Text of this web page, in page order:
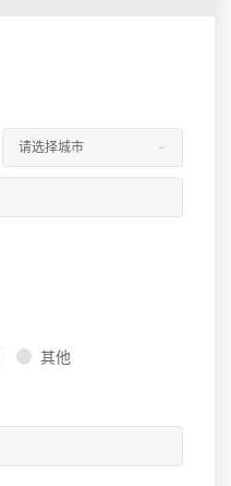
其他